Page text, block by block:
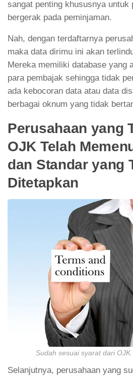
sangat penting khususnya untuk
bergerak pada peminjaman.
Nah, dengan terdaftarnya
maka data dirimu ini akan
Mereka memiliki database yang
para pembajak sehingga tidak
ada kebocoran data atau data
berbagai oknum yang tidak
Perusahaan yang
OJK Telah
dan Standar yang
Ditetapkan
Sudah sesuai syarat dari
Selanjutnya, perusahaan yang